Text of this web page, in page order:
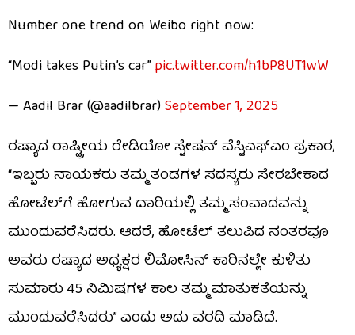
Number one trend on Weibo right now:
“Modi takes Putin’s car”pic.twitter.com/h1bP8UT1wW
— Aadil Brar (@aadilbrar)September 1, 2025
ರಷ್ಯಾದ ರಾಷ್ಟ್ರೀಯ ರೇಡಿಯೋ ಸ್ಟೇಷನ್ ವೆಸ್ಟಿಎಫ್‌ಎಂ ಪ್ರಕಾರ,
“ಇಬ್ಬರು ನಾಯಕರು ತಮ್ಮ ತಂಡಗಳ ಸದಸ್ಯರು ಸೇರಬೇಕಾದ
ಹೋಟೆಲ್‌ಗೆ ಹೋಗುವ ದಾರಿಯಲ್ಲಿ ತಮ್ಮ ಸಂವಾದವನ್ನು
ಮುಂದುವರೆಸಿದರು. ಆದರೆ, ಹೋಟೆಲ್ ತಲುಪಿದ ನಂತರವೂ
ಅವರು ರಷ್ಯಾದ ಅಧ್ಯಕ್ಷರ ಲಿಮೋಸಿನ್ ಕಾರಿನಲ್ಲೇ ಕುಳಿತು
ಸುಮಾರು 45 ನಿಮಿಷಗಳ ಕಾಲ ತಮ್ಮ ಮಾತುಕತೆಯನ್ನು
ಮುಂದುವರೆಸಿದರು” ಎಂದು ಅದು ವರದಿ ಮಾಡಿದೆ.